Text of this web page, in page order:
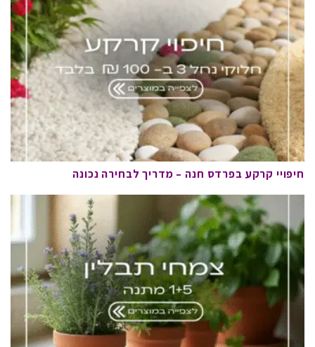
חיפויי קרקע בפרדס חנה – מדריך לבחירה נכונה